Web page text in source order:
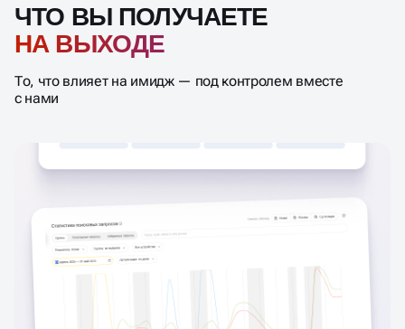
То, что влияет на имидж — под контролем вместе
с нами
ЧТО ВЫ ПОЛУЧАЕТЕ
НА ВЫХОДЕ